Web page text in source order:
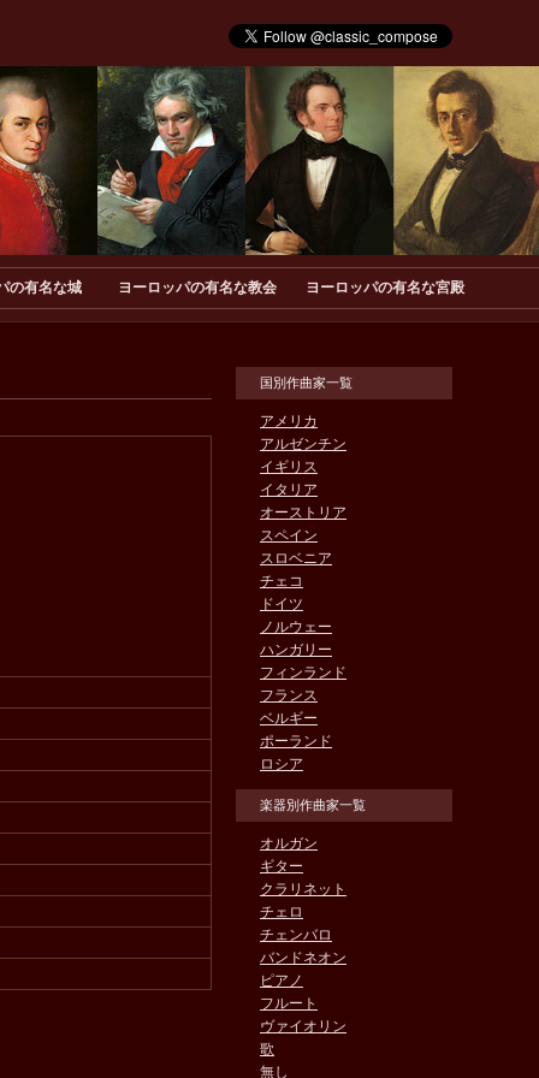
の有名な城 ヨーロッパの有名な教会 ヨーロッパの有名な宮殿
国別作曲家一覧
アメリカ
アルゼンチン
イギリス
イタリア
オーストリア
スペイン
スロベニア
チェコ
ドイツ
ノルウェー
ハンガリー
フィンランド
フランス
ベルギー
ポーランド
ロシア
楽器別作曲家一覧
オルガン
ギター
クラリネット
チェロ
チェンバロ
バンドネオン
ピアノ
フルート
ヴァイオリン
歌
無し